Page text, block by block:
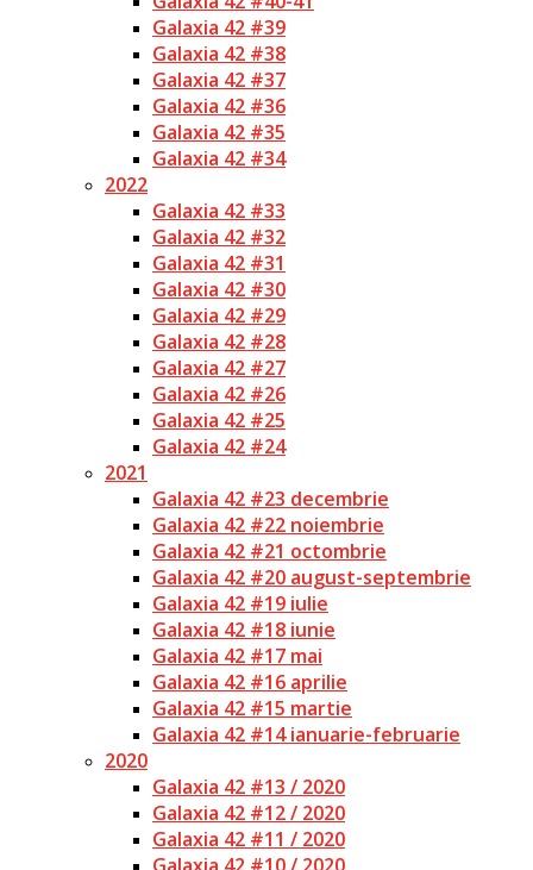
Galaxia 42 #39
Galaxia 42 #38
Galaxia 42 #37
Galaxia 42 #36
Galaxia 42 #35
Galaxia 42 #34
2022
Galaxia 42 #33
Galaxia 42 #32
Galaxia 42 #31
Galaxia 42 #30
Galaxia 42 #29
Galaxia 42 #28
Galaxia 42 #27
Galaxia 42 #26
Galaxia 42 #25
Galaxia 42 #24
2021
Galaxia 42 #23 decembrie
Galaxia 42 #22 noiembrie
Galaxia 42 #21 octombrie
Galaxia 42 #20 august-septembrie
Galaxia 42 #19 iulie
Galaxia 42 #18 iunie
Galaxia 42 #17 mai
Galaxia 42 #16 aprilie
Galaxia 42 #15 martie
Galaxia 42 #14 ianuarie-februarie
2020
Galaxia 42 #13 / 2020
Galaxia 42 #12 / 2020
Galaxia 42 #11 / 2020